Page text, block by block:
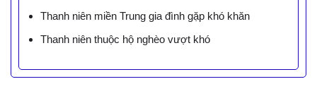
Thanh niên miền Trung gia đình gặp khó khăn
Thanh niên thuộc hộ nghèo vượt khó